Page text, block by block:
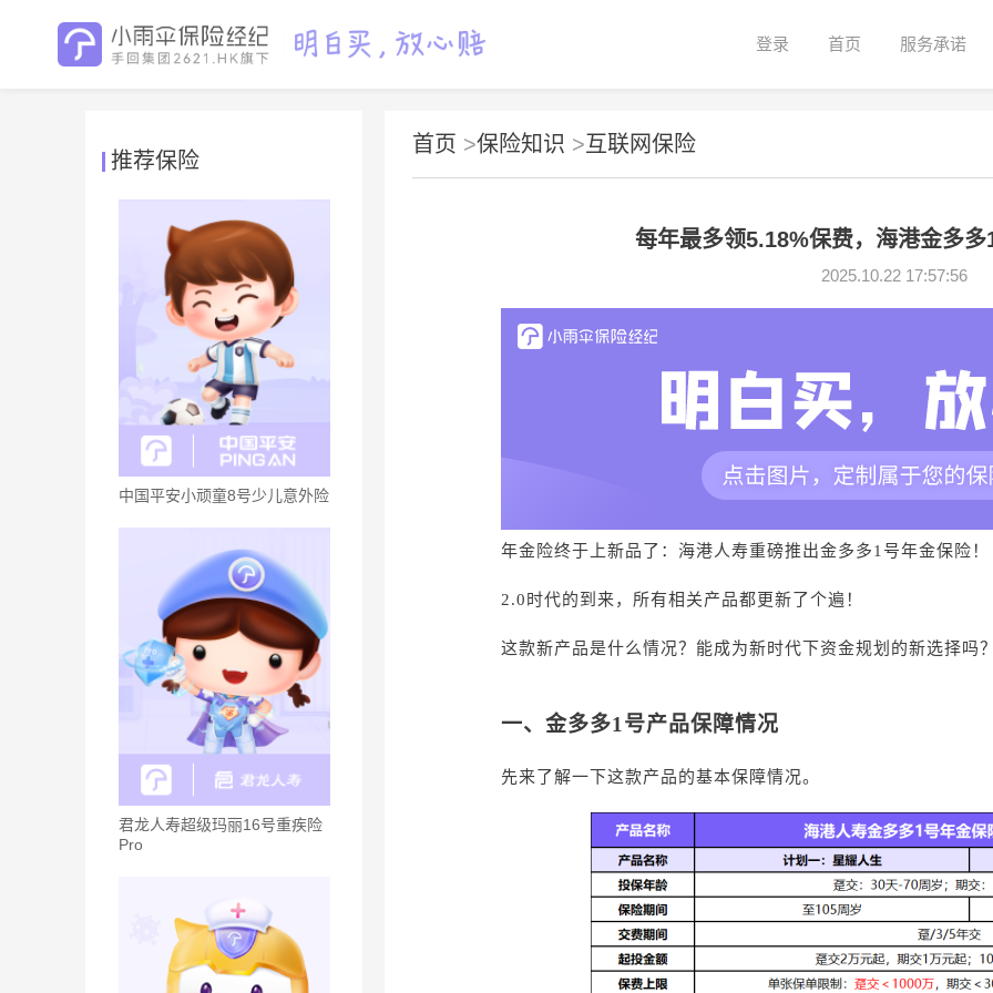
登录 首页 服务承诺
推荐保险
中国平安小顽童8号少儿意外险
君龙人寿超级玛丽16号重疾险
Pro
首页 >保险知识 > 互联网保险
每年最多领5.18%保费，海港金多
2025.10.22 17:57:56
年金险终于上新品了：海港人寿重磅推出金多多1号年金保险！
2.0时代的到来，所有相关产品都更新了个遍！
这款新产品是什么情况？能成为新时代下资金规划的新选择吗
一、 金多多1号产品保障情况
先来了解一下这款产品的基本保障情况。